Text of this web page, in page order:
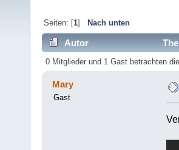
Seiten: [1] Nach unten
Autor
0 Mitglieder und 1 Gast betrachten
Mary
Gast